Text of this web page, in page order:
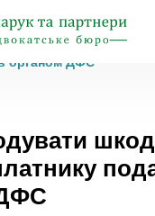
відшкодувати шкоду,
органом ДФС